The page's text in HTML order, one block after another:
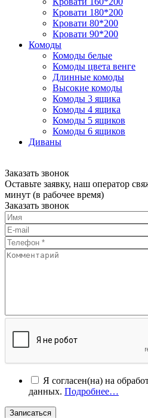
Кровати 180*200
Кровати 80*200
Кровати 90*200
Комоды
Комоды белые
Комоды цвета венге
Длинные комоды
Высокие комоды
Комоды 3 ящика
Комоды 4 ящика
Комоды 5 ящиков
Комоды 6 ящиков
Диваны
Заказать звонок
Оставьте заявку, наш оператор
минут (в рабочее время)
Заказать звонок
Я согласен(на) на
данных. Подробнее…
Записаться